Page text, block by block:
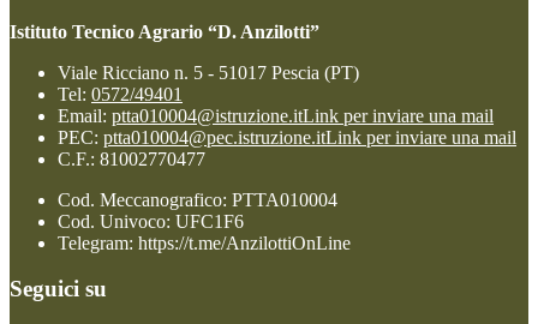
Istituto Tecnico Agrario “D. Anzilotti”
Viale Ricciano n. 5 - 51017 Pescia (PT)
Tel: 0572/49401
Email: ptta010004@istruzione.itLink per inviare una mail
PEC: ptta010004@pec.istruzione.itLink per inviare una mail
C.F.: 81002770477
Cod. Meccanografico: PTTA010004
Cod. Univoco: UFC1F6
Telegram: https://t.me/AnzilottiOnLine
Seguici su